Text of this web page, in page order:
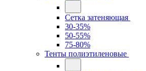
Сетка затеняющая
30-35%
50-55%
75-80%
Тенты полиэтиленовые